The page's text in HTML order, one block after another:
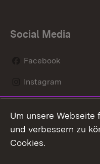
Social Media
Facebook
Instagram
Mastodon
Youtube
Um unsere
und verbessern zu
Cookies.